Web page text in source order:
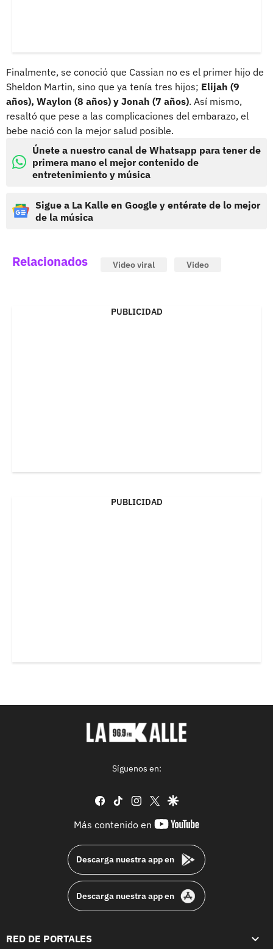
Finalmente, se conoció que Cassian no es el primer hijo de
Sheldon Martin, sino que ya tenía tres hijos; Elijah (9
años), Waylon (8 años) y Jonah (7 años). Así mismo,
resaltó que pese a las complicaciones del embarazo, el
bebe nació con la mejor salud posible.
Únete a nuestro canal de Whatsapp para tener de
primera mano el mejor contenido de
entretenimiento y música
Sigue a La Kalle en Google y entérate de lo mejor
de la música
Relacionados Video viral Video
PUBLICIDAD
PUBLICIDAD
Síguenos en:
facebook
tiktok instagram
twittergoogle
Más contenido en
youtube-
Descarga nuestra app en
Descarga nuestra app en
RED DE PORTALES